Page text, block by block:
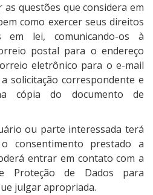
questões que considera em
como exercer seus direitos
em lei, comunicando-os à
postal para o endereço
eletrônico para o e-mail
solicitação correspondente e
cópia do documento de
ou parte interessada terá
consentimento prestado a
entrar em contato com a
Proteção de Dados para
julgar apropriada.